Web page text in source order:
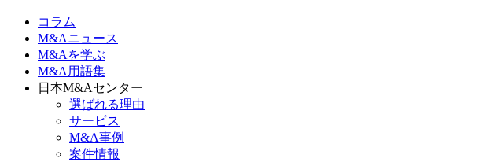
コラム
M&Aニュース
M&Aを学ぶ
M&A用語集
日本M&Aセンター
選ばれる理由
サービス
M&A事例
案件情報